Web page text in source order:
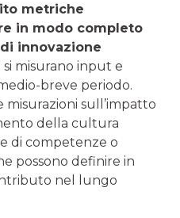
metriche
in modo completo
innovazione
misurano input e
breve periodo.
misurazioni sull’impatto
della cultura
di competenze o
possono definire in
nel lungo